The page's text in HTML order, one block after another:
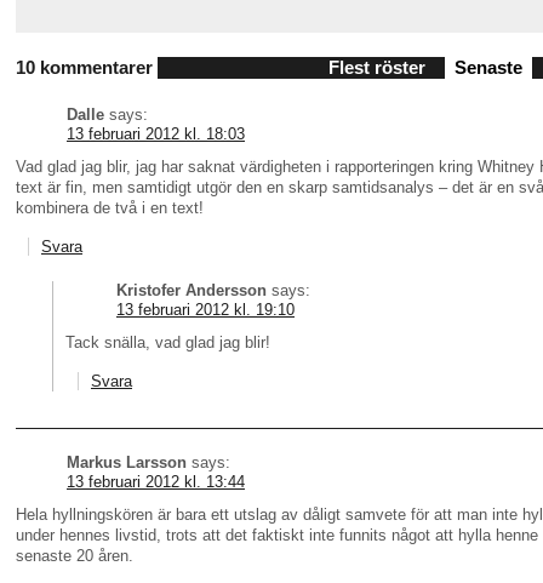
10 kommentarer Flest röster Senaste
Dalle says:
13 februari 2012 kl. 18:03
Vad glad jag blir, jag har saknat värdigheten i rapporteringen kring Whitney
text är fin, men samtidigt utgör den en skarp samtidsanalys – det är en
kombinera de två i en text!
Svara
Kristofer Andersson says:
13 februari 2012 kl. 19:10
Tack snälla, vad glad jag blir!
Svara
Markus Larsson says:
13 februari 2012 kl. 13:44
Hela hyllningskören är bara ett utslag av dåligt samvete för att man inte
under hennes livstid, trots att det faktiskt inte funnits något att hylla henne
senaste 20 åren.